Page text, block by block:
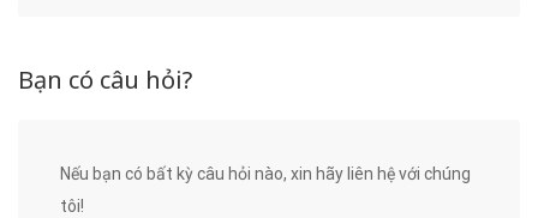
Bạn có câu hỏi?
Nếu bạn có bất kỳ câu hỏi nào, xin hãy liên hệ với chúng
tôi!